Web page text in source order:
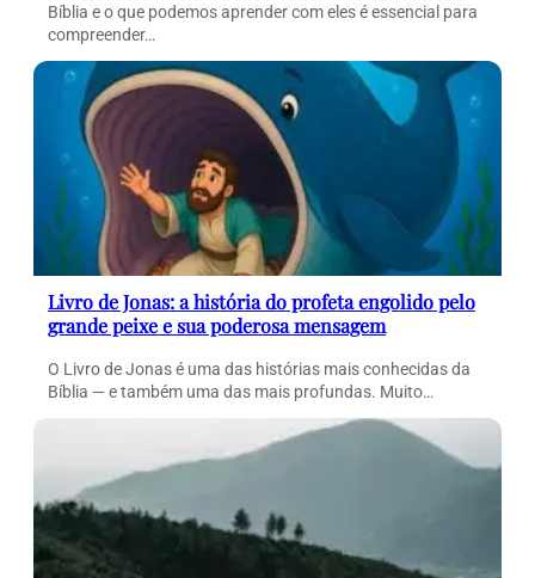
Bíblia e o que podemos aprender com eles é essencial para
compreender…
Livro de Jonas: a história do profeta engolido pelo
grande peixe e sua poderosa mensagem
O Livro de Jonas é uma das histórias mais conhecidas da
Bíblia — e também uma das mais profundas. Muito…